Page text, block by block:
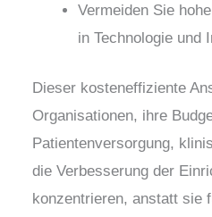
Vermeiden Sie
in Technologie und
Dieser kosteneffiziente
Organisationen, ihre
Patientenversorgung,
die Verbesserung der
konzentrieren, anstatt sie